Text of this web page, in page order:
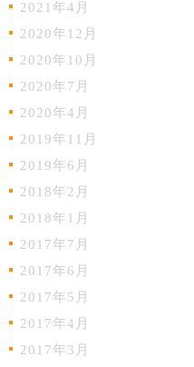
2021年4月
2020年12月
2020年10月
2020年7月
2020年4月
2019年11月
2019年6月
2018年2月
2018年1月
2017年7月
2017年6月
2017年5月
2017年4月
2017年3月